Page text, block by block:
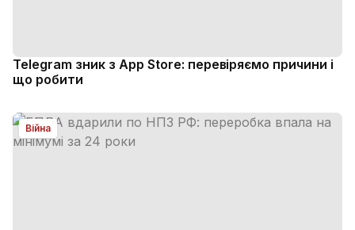
Telegram зник з App Store: перевіряємо причини і
що робити
Війна